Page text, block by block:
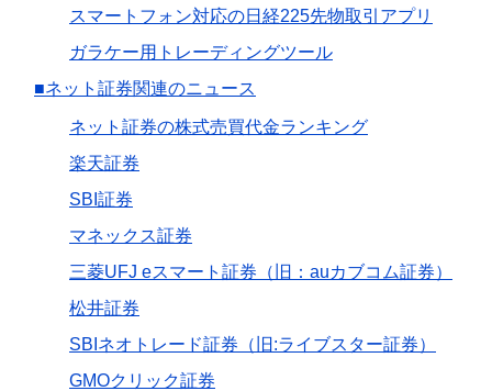
スマートフォン対応の日経225先物取引アプリ
ガラケー用トレーディングツール
■ネット証券関連のニュース
ネット証券の株式売買代金ランキング
楽天証券
SBI証券
マネックス証券
三菱UFJ eスマート証券（旧：auカブコム証券）
松井証券
SBIネオトレード証券（旧:ライブスター証券）
GMOクリック証券